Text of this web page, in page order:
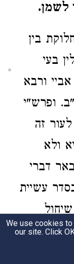
לשמן.
בין
בעי
ורבא
ופרש"י
זה
ולא
דברי
עשיית
של
מחשבת
We use cookies
our site. Click